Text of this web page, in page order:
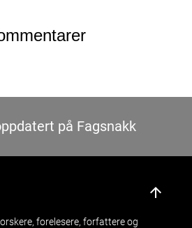
på Fagsnakk
forelesere, forfattere og
arrow_upward